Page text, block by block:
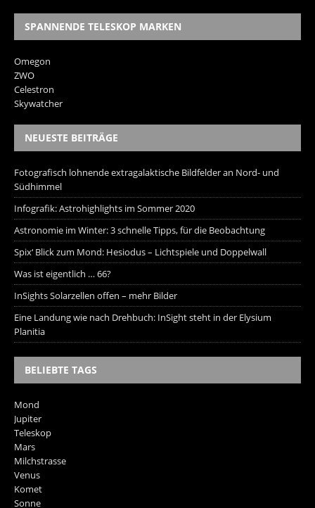
SPANNENDE TELESKOP MARKEN
Omegon
ZWO
Celestron
Skywatcher
NEUESTE BEITRÄGE
Fotografisch lohnende extragalaktische Bildfelder an Nord- und
Südhimmel
Infografik: Astrohighlights im Sommer 2020
Astronomie im Winter: 3 schnelle Tipps, für die Beobachtung
Spix‘ Blick zum Mond: Hesiodus – Lichtspiele und Doppelwall
Was ist eigentlich … 66?
InSights Solarzellen offen – mehr Bilder
Eine Landung wie nach Drehbuch: InSight steht in der Elysium
Planitia
BELIEBTE TAGS
Mond
Jupiter
Teleskop
Mars
Milchstrasse
Venus
Komet
Sonne